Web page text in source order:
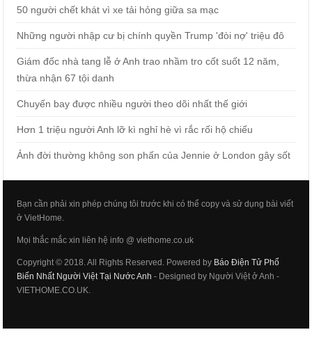
50 người chết khát vì xe tải hỏng giữa sa mạc
Những người nhập cư bị chính quyền Trump 'đòi nợ' triệu đô
Giám đốc nhà tang lễ ở Anh trao nhầm tro cốt suốt 12 năm,
thừa nhận 67 tội danh
Chuyến bay được nhiều người theo dõi nhất thế giới
Hơn 1 triệu người Anh lỡ kì nghỉ hè vì rắc rối hộ chiếu
Ảnh đời thường không son phấn của Jennie ở London gây sốt
Bạn cần phải xin phép chúng tôi trước khi có thể copy và sử dụng bài viết
ở VietHome.
Mọi thắc mắc xin liên hệ info @ viethome.co.uk
Copyright © 2018. All Rights Reserved. Powered by Báo Điện Tử Phổ
Biến Nhất Người Việt Tại Nước Anh - Designed by Người Việt ở Anh -
VIETHOME.CO.UK.